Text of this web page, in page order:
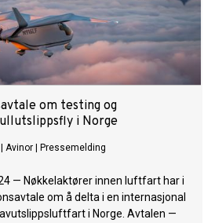
om testing og
i Norge
Avinor Pressemelding
— Nøkkelaktører innen luftfart har i
om å delta i en internasjonal
i Norge. Avtalen —